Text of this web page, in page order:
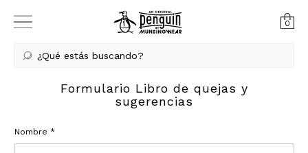
0
¿Qué estás buscando?
Formulario Libro de quejas y
sugerencias
Nombre *